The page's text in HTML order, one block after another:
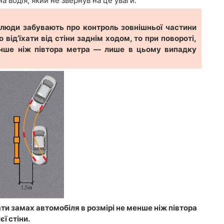
забувають про контроль зовнішньої частини
від стіни заднім ходом, то при повороті,
ніж півтора метра — лише в цьому випадку
замах автомобіля в розмірі не менше ніж півтора
стіни.